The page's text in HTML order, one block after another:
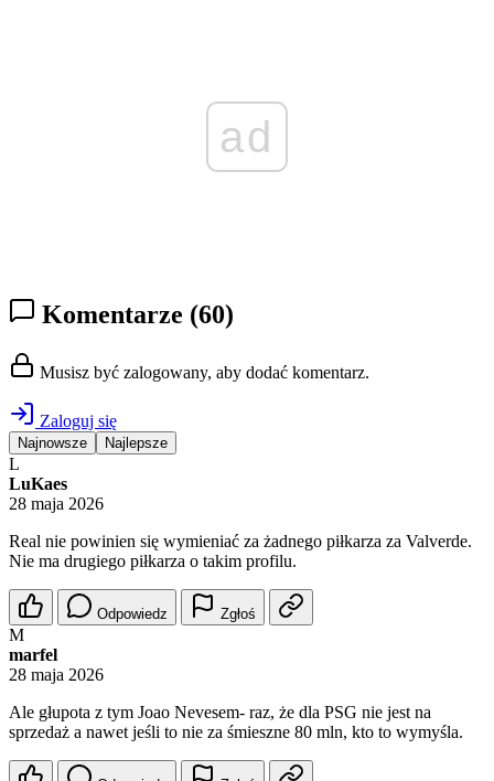
ad
Komentarze (60)
Musisz być zalogowany, aby dodać komentarz.
Zaloguj się
Najnowsze Najlepsze
L
LuKaes
28 maja 2026
Real nie powinien się wymieniać za żadnego piłkarza za Valverde.
Nie ma drugiego piłkarza o takim profilu.
Odpowiedz Zgłoś
M
marfel
28 maja 2026
Ale głupota z tym Joao Nevesem- raz, że dla PSG nie jest na
sprzedaż a nawet jeśli to nie za śmieszne 80 mln, kto to wymyśla.